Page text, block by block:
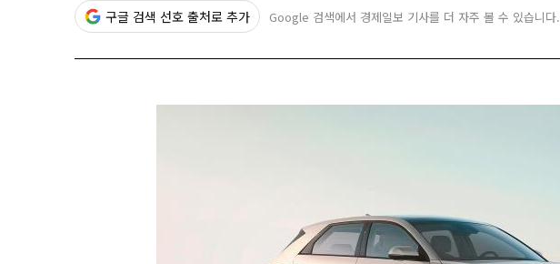
구글 검색 선호 출처로 추가 Google 검색에서 경제일보 기사를 더 자주 볼 수 있습니다.